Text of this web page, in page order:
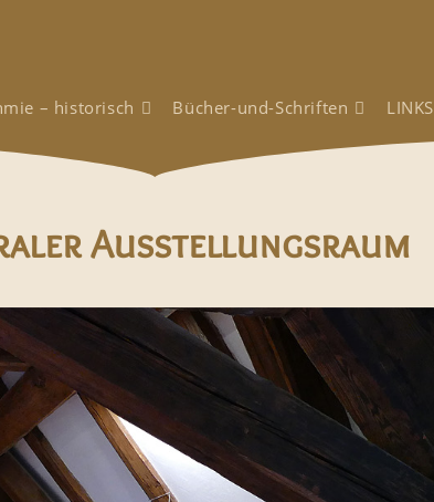
– historisch Bücher-und-Schriften LINKS
Ausstellungsraum